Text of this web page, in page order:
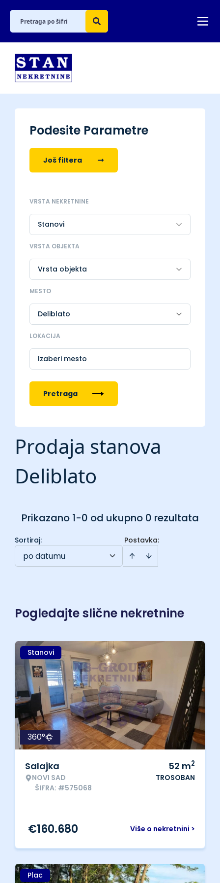
Podesite Parametre
Još filtera
VRSTA NEKRETNINE
VRSTA OBJEKTA
MESTO
LOKACIJA
Izaberi mesto
Pretraga
Prodaja stanova
Deliblato
Prikazano 1-0 od ukupno 0 rezultata
Postavka:
Sortiraj:
po datumu
Pogledajte slične nekretnine
Stanovi
360°
Salajka
NOVI SAD
ŠIFRA: #575068
52 m2
TROSOBAN
Više o nekretnini >
€160.680
Plac